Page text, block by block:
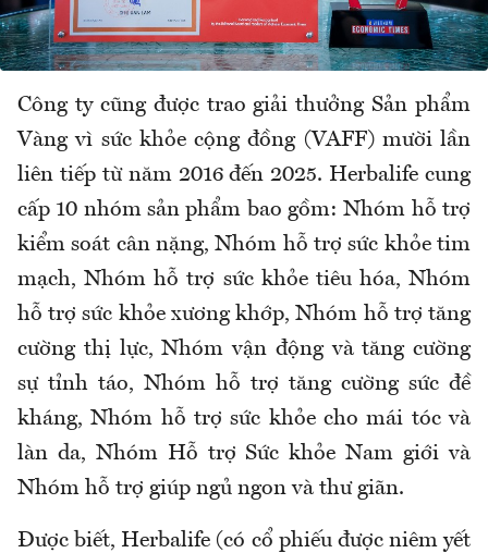
Công ty cũng được trao giải thưởng Sản phẩm
Vàng vì sức khỏe cộng đồng (VAFF) mười lần
liên tiếp từ năm 2016 đến 2025. Herbalife cung
cấp 10 nhóm sản phẩm bao gồm: Nhóm hỗ trợ
kiểm soát cân nặng, Nhóm hỗ trợ sức khỏe tim
mạch, Nhóm hỗ trợ sức khỏe tiêu hóa, Nhóm
hỗ trợ sức khỏe xương khớp, Nhóm hỗ trợ tăng
cường thị lực, Nhóm vận động và tăng cường
sự tỉnh táo, Nhóm hỗ trợ tăng cường sức đề
kháng, Nhóm hỗ trợ sức khỏe cho mái tóc và
làn da, Nhóm Hỗ trợ Sức khỏe Nam giới và
Nhóm hỗ trợ giúp ngủ ngon và thư giãn.
Được biết, Herbalife (có cổ phiếu được niêm yết